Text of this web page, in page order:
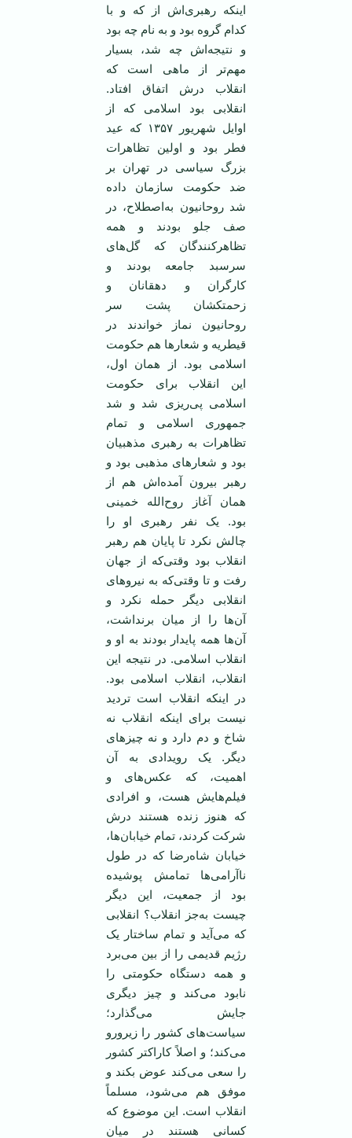
اینکه رهبری‌اش از که و با
کدام گروه بود و به نام چه بود
و نتیجه‌اش چه شد، بسیار
مهم‌تر از ماهی است که
انقلاب درش اتفاق افتاد.
انقلابی بود اسلامی که از
اوایل شهریور ۱۳۵۷ که عید
فطر بود و اولین تظاهرات
بزرگ سیاسی در تهران بر
ضد حکومت سازمان داده
شد روحانیون به‌اصطلاح، در
صف جلو بودند و همه
تظاهرکنندگان که گل‌های
سرسبد جامعه بودند و
کارگران و دهقانان و
زحمتکشان پشت سر
روحانیون نماز خواندند در
قیطریه و شعار‌ها هم حکومت
اسلامی بود. از‌‌ همان اول،
این انقلاب برای حکومت
اسلامی پی‌ریزی شد و شد
جمهوری اسلامی و تمام
تظاهرات به رهبری مذهبیان
بود و شعارهای مذهبی بود و
رهبر بیرون آمده‌اش هم از‌‌
همان آغاز روح‌الله خمینی
بود. یک نفر رهبری او را
چالش نکرد تا پایان هم رهبر
انقلاب بود وقتی‌که از جهان
رفت و تا وقتی‌که به نیروهای
انقلابی دیگر حمله نکرد و
آن‌ها را از میان برنداشت،
آن‌ها همه پایدار بودند به او و
انقلاب اسلامی. در نتیجه این
انقلاب، انقلاب اسلامی بود.
در اینکه انقلاب است تردید
نیست برای اینکه انقلاب نه
شاخ و دم دارد و نه چیزهای
دیگر. یک رویدادی به آن
اهمیت، که عکس‌های و
فیلم‌هایش هست، و افرادی
که هنوز زنده هستند درش
شرکت کردند، تمام خیابان‌ها،
خیابان شاه‌رضا که در طول
ناآرامی‌ها تمامش پوشیده
بود از جمعیت، این دیگر
چیست به‌جز انقلاب؟ انقلابی
که می‌آید و تمام ساختار یک
رژیم قدیمی را از بین می‌برد
و همه دستگاه حکومتی را
نابود می‌کند و چیز دیگری
جایش می‌گذارد؛
سیاست‌های کشور را زیرورو
می‌کند؛ و اصلاً کاراکتر کشور
را سعی می‌کند عوض بکند و
موفق هم می‌شود، مسلماً
انقلاب است. این موضوع که
کسانی هستند در میان